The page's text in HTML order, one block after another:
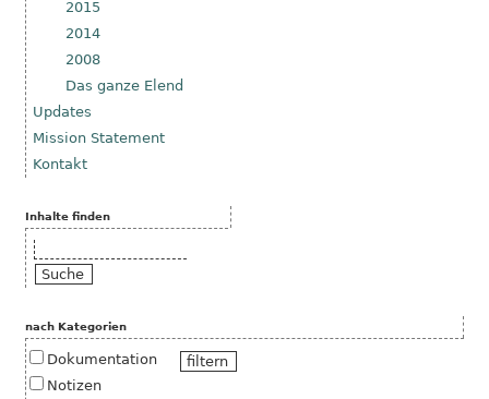
2015
2014
2008
Das ganze Elend
Updates
Mission Statement
Kontakt
Inhalte finden
Suche
nach Kategorien
Dokumentation
Notizen